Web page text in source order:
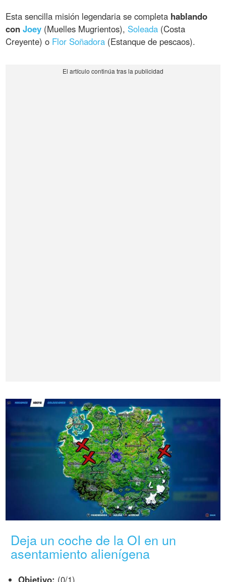
Esta sencilla misión legendaria se completa hablando
conJoey (Muelles Mugrientos), Soleada (Costa
Creyente) o Flor Soñadora (Estanque de pescaos).
Deja un coche de la OI en un
asentamiento alienígena
Objetivo: (0/1).